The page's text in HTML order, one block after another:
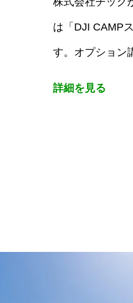
は「DJI CAMP
す。オプション
詳細を見る